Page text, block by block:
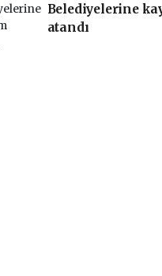
Belediyelerine
atandı